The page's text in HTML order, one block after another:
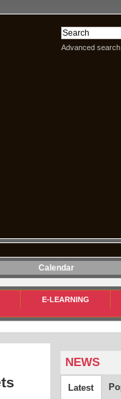
Advanced search
Calendar
E-LEARNING
NEWS
Latest